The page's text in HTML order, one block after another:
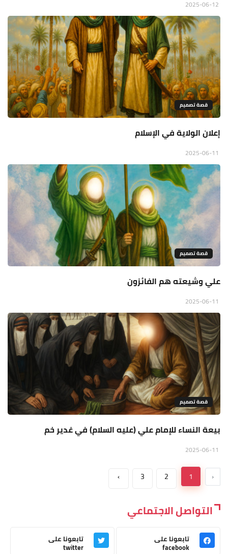
قصة تصميم
إعلان الولاية في الإسلام
قصة تصميم
علي وشيعته هم الفائزون
قصة تصميم
بيعة النساء للإمام علي (عليه السلام) في غدير خم
‹
1
2
3
›
التواصل الاجتماعي
تابعونا على
facebook
تابعونا على
twitter